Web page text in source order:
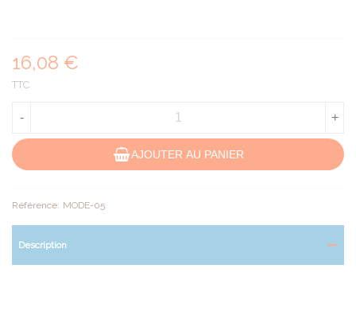
16,08 €
TTC
- +
AJOUTER AU PANIER
Référence: MODE-05
Description